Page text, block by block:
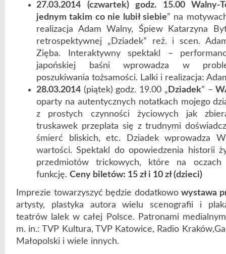
27.03.2014 (czwartek) godz. 15.00 Walny-
jednym takim co nie lubił siebie” na
realizacja Adam Walny, Śpiew Katarzyna
retrospektywnej „Dziadek” reż. i scen.
Zięba. Interaktywny spektakl –
japońskiej baśni wprowadza w
poszukiwania tożsamości. Lalki i realizacja:
28.03.2014 (piątek) godz. 19.00 „ Dziadek” –
oparty na autentycznych notatkach mojego
z prostych czynności życiowych jak
truskawek przeplata się z trudnymi
śmierć bliskich, etc. Dziadek wprowadza
wartości. Spektakl do opowiedzenia historii
przedmiotów trickowych, które na oczach
funkcję. Ceny biletów: 15 zł i 10 zł (dzieci)
Imprezie towarzyszyć będzie dodatkowowystawa
artysty, plastyka autora wielu scenografii i
teatrów lalek w całej Polsce. Patronami
m. in.: TVP Kultura, TVP Katowice, Radio
Małopolski i wiele innych.